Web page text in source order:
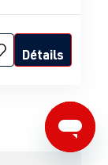
Détails